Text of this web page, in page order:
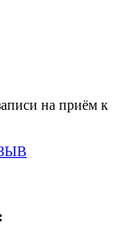
на приём к